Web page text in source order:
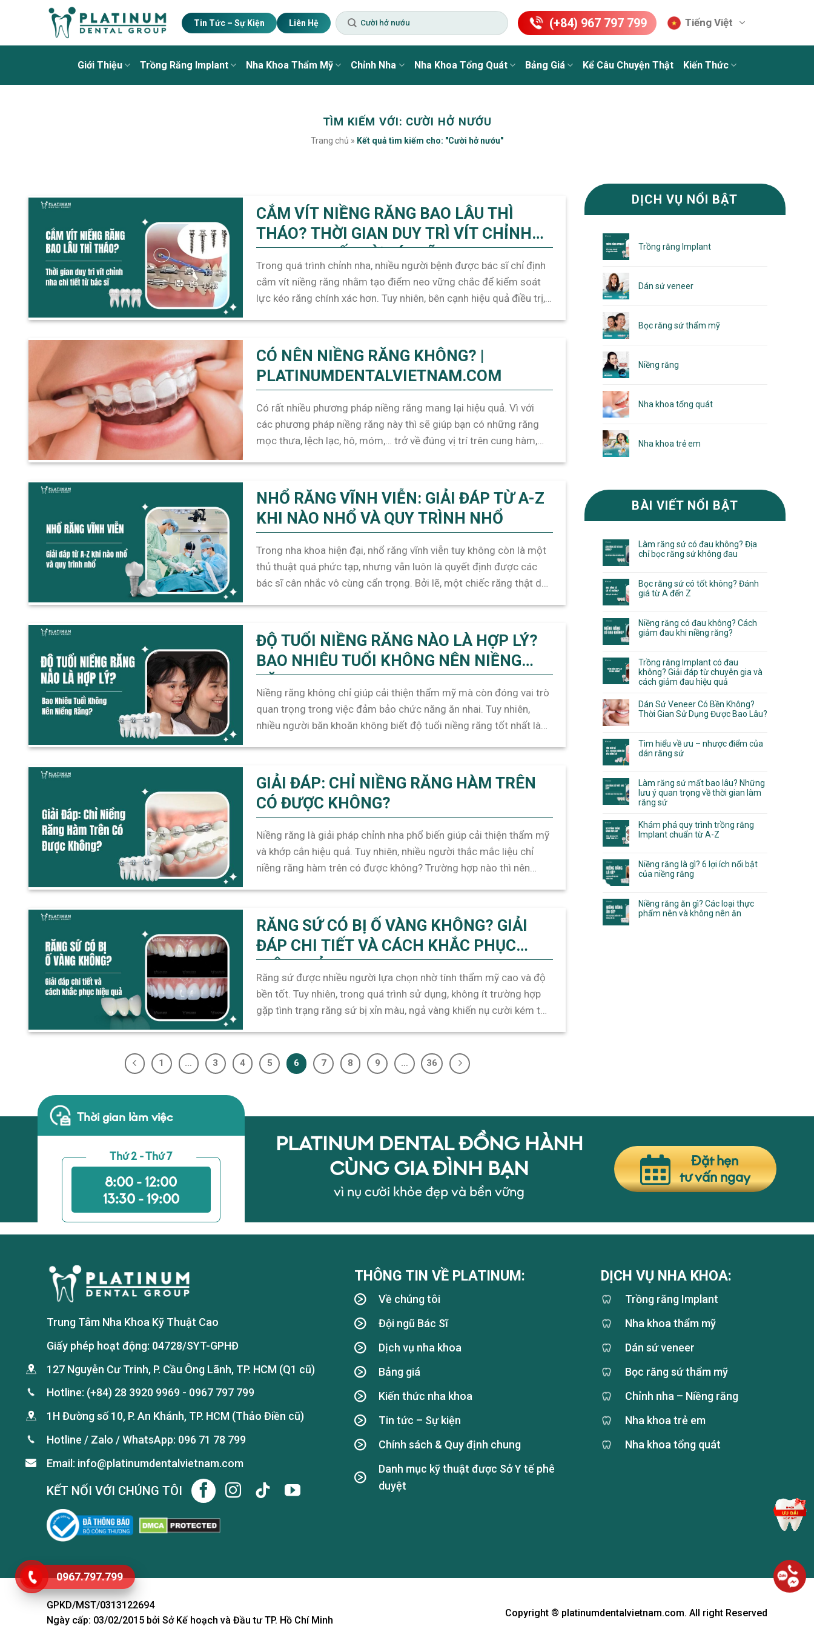
Tin Tức – Sự Kiện Liên Hệ (+84) 967 797 799 Tiếng Việt
Giới Thiệu Trồng Răng Implant Nha Khoa Thẩm Mỹ Chỉnh Nha Nha Khoa Tổng Quát Bảng Giá Kể Câu Chuyện Thật Kiến Thức
TÌM KIẾM VỚI: CƯỜI HỞ NƯỚU
Trang chủ » Kết quả tìm kiếm cho: "Cười hở nướu"
CẮM VÍT NIỀNG RĂNG BAO LÂU THÌ
THÁO? THỜI GIAN DUY TRÌ VÍT CHỈNH
NHA CHI TIẾT TỪ BÁC SĨ
Trong quá trình chỉnh nha, nhiều người bệnh được bác sĩ chỉ định
cắm vít niềng răng nhằm tạo điểm neo vững chắc để kiểm soát
lực kéo răng chính xác hơn. Tuy nhiên, bên cạnh hiệu quả điều trị,
CÓ NÊN NIỀNG RĂNG KHÔNG? |
PLATINUMDENTALVIETNAM.COM
Có rất nhiều phương pháp niềng răng mang lại hiệu quả. Vì với
các phương pháp niềng răng này thì sẽ giúp bạn có những răng
mọc thưa, lệch lạc, hô, móm,… trở về đúng vị trí trên cung hàm,
NHỔ RĂNG VĨNH VIỄN: GIẢI ĐÁP TỪ A-Z
KHI NÀO NHỔ VÀ QUY TRÌNH NHỔ
Trong nha khoa hiện đại, nhổ răng vĩnh viễn tuy không còn là một
thủ thuật quá phức tạp, nhưng vẫn luôn là quyết định được các
bác sĩ cân nhắc vô cùng cẩn trọng. Bởi lẽ, một chiếc răng thật dù
ĐỘ TUỔI NIỀNG RĂNG NÀO LÀ HỢP LÝ?
BAO NHIÊU TUỔI KHÔNG NÊN NIỀNG
RĂNG?
Niềng răng không chỉ giúp cải thiện thẩm mỹ mà còn đóng vai trò
quan trọng trong việc đảm bảo chức năng ăn nhai. Tuy nhiên,
nhiều người băn khoăn không biết độ tuổi niềng răng tốt nhất là
GIẢI ĐÁP: CHỈ NIỀNG RĂNG HÀM TRÊN
CÓ ĐƯỢC KHÔNG?
Niềng răng là giải pháp chỉnh nha phổ biến giúp cải thiện thẩm mỹ
và khớp cắn hiệu quả. Tuy nhiên, nhiều người thắc mắc liệu chỉ
niềng răng hàm trên có được không? Trường hợp nào thì nên
RĂNG SỨ CÓ BỊ Ố VÀNG KHÔNG? GIẢI
ĐÁP CHI TIẾT VÀ CÁCH KHẮC PHỤC
HIỆU QUẢ
Răng sứ được nhiều người lựa chọn nhờ tính thẩm mỹ cao và độ
bền tốt. Tuy nhiên, trong quá trình sử dụng, không ít trường hợp
gặp tình trạng răng sứ bị xỉn màu, ngả vàng khiến nụ cười kém tự
1 … 3 4 5 6 7 8 9 … 36
DỊCH VỤ NỔI BẬT
Trồng răng Implant
Dán sứ veneer
Bọc răng sứ thẩm mỹ
Niềng răng
Nha khoa tổng quát
Nha khoa trẻ em
BÀI VIẾT NỔI BẬT
Làm răng sứ có đau không? Địa
chỉ bọc răng sứ không đau
Bọc răng sứ có tốt không? Đánh
giá từ A đến Z
Niềng răng có đau không? Cách
giảm đau khi niềng răng?
Trồng răng Implant có đau
không? Giải đáp từ chuyên gia và
cách giảm đau hiệu quả
Dán Sứ Veneer Có Bền Không?
Thời Gian Sử Dụng Được Bao Lâu?
Tìm hiểu về ưu – nhược điểm của
dán răng sứ
Làm răng sứ mất bao lâu? Những
lưu ý quan trọng về thời gian làm
răng sứ
Khám phá quy trình trồng răng
Implant chuẩn từ A-Z
Niềng răng là gì? 6 lợi ích nổi bật
của niềng răng
Niềng răng ăn gì? Các loại thực
phẩm nên và không nên ăn
0967.797.799
Thời gian làm việc
Thứ 2 - Thứ 7
8:00 - 12:00
13:30 - 19:00
PLATINUM DENTAL ĐỒNG HÀNH
CÙNG GIA ĐÌNH BẠN
vì nụ cười khỏe đẹp và bền vững
Đặt hẹn
tư vấn ngay
Trung Tâm Nha Khoa Kỹ Thuật Cao
Giấy phép hoạt động: 04728/SYT-GPHĐ
127 Nguyễn Cư Trinh, P. Cầu Ông Lãnh, TP. HCM (Q1 cũ)
Hotline: (+84) 28 3920 9969 - 0967 797 799
1H Đường số 10, P. An Khánh, TP. HCM (Thảo Điền cũ)
Hotline / Zalo / WhatsApp: 096 71 78 799
Email: info@platinumdentalvietnam.com
KẾT NỐI VỚI CHÚNG TÔI
THÔNG TIN VỀ PLATINUM:
Về chúng tôi
Đội ngũ Bác Sĩ
Dịch vụ nha khoa
Bảng giá
Kiến thức nha khoa
Tin tức – Sự kiện
Chính sách & Quy định chung
Danh mục kỹ thuật được Sở Y tế phê
duyệt
DỊCH VỤ NHA KHOA:
Trồng răng Implant
Nha khoa thẩm mỹ
Dán sứ veneer
Bọc răng sứ thẩm mỹ
Chỉnh nha – Niềng răng
Nha khoa trẻ em
Nha khoa tổng quát
GỬI TÌNH TRẠNG RĂNG
GPKD/MST/0313122694
Ngày cấp: 03/02/2015 bởi Sở Kế hoạch và Đầu tư TP. Hồ Chí Minh
Copyright ® platinumdentalvietnam.com. All right Reserved